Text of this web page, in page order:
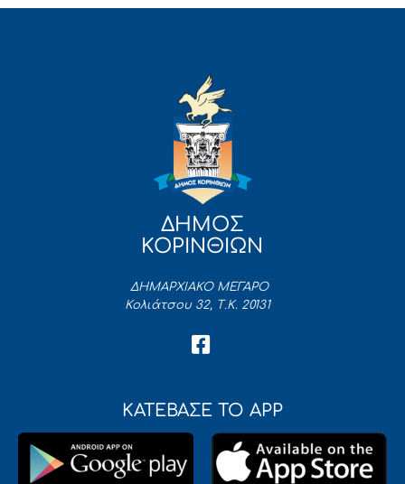
ΔΗΜΟΣ
ΚΟΡΙΝΘΙΩΝ
ΔΗΜΑΡΧΙΑΚΟ ΜΕΓΑΡΟ
Κολιάτσου 32, Τ.Κ. 20131
ΚΑΤΕΒΑΣΕ ΤΟ APP